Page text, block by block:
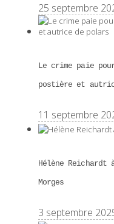
25 septembre
Le crime paie
postière et
11 septembre
Hélène
Morges
3 septembre